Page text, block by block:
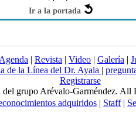
Ir a la portada
Agenda | Revista | Video | Galería |
de la Línea del Dr. Ayala |
Registrarse
grupo Arévalo-Garméndez. All
adquiridos | Staff|